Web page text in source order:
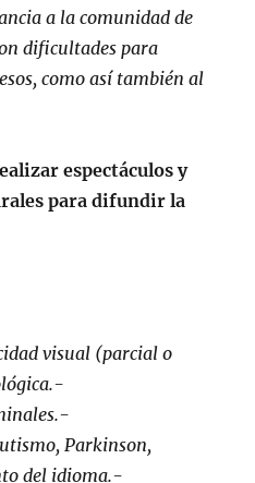
a la comunidad de
dificultades para
como así también al
espectáculos y
para difundir la
visual (parcial o
Parkinson,
del idioma.-